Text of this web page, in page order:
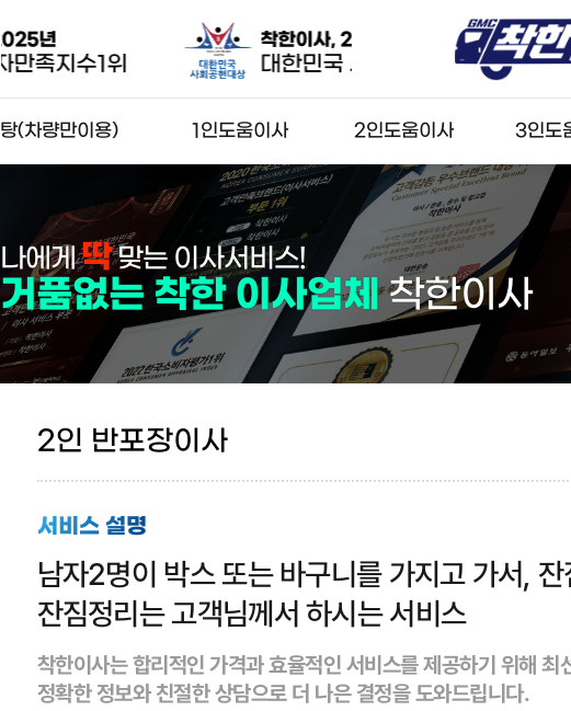
착한이사, 2024년
대한민국 사회공헌대상
착한이사, 2024
서울특별시장
탕(차량만이용) 1인도움이사 2인도움이사 3인도
견적신청
1인 도움탕
1인 도움 반포장
견적신청
2인 일반이사
2인 반포장이사
견적신청
3인 일
3인 반
나에게딱맞는 이사서비스!
거품없는 착한 이사업체착한이사
브랜드 대상
2025
한국소비자평가1위
한국금융경제신문
2026
한국소비자만족지수1위
한국금융경제신문
서울
서
2인 반포장이사
서비스 설명
남자2명이 박스 또는 바구니를 가지고 가서,
잔짐정리는 고객님께서 하시는 서비스
착한이사는 합리적인 가격과 효율적인 서비스를 제공하기 위해 최
정확한 정보와 친절한 상담으로 더 나은 결정을 도와드립니다.